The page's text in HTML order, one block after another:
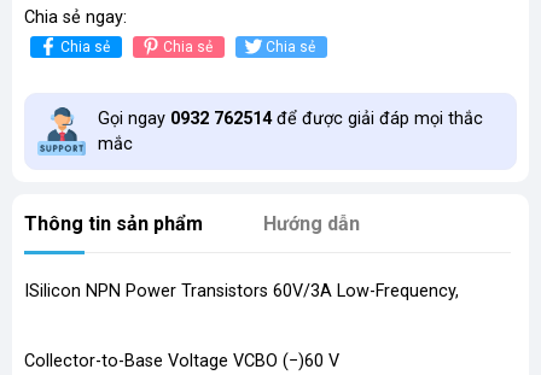
Chia sẻ ngay:
Chia sẻ Chia sẻ Chia sẻ
Gọi ngay 0932 762514để được giải đáp mọi thắc
mắc
Thông tin sản phẩm Hướng dẫn
ISilicon NPN Power Transistors 60V/3A Low-Frequency,
Collector-to-Base Voltage VCBO (−)60 V